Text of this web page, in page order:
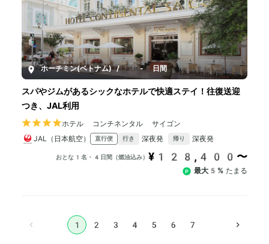
ホーチミン(ベトナム) / 4-8日間
スパやジムがあるシックなホテルで快適ステイ！往復送迎
つき、JAL利用
ホテル コンチネンタル サイゴン
JAL（日本航空）
直行便 行き 深夜発 帰り 深夜発
おとな1名・4日間（燃油込み） ¥128,400〜
最大5% たまる
1 2 3 4 5 6 7